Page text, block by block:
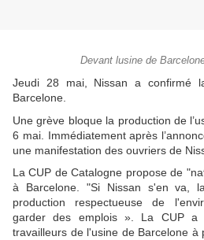
Devant lusine de
Jeudi 28 mai, Nissan a confirmé
Barcelone.
Une grève bloque la production de
6 mai. Immédiatement après
une manifestation des ouvriers de
La CUP de Catalogne propose de
à Barcelone. "Si Nissan s'en va,
production respectueuse de
garder des emplois ». La CUP a
travailleurs de l'usine de Barcelone à